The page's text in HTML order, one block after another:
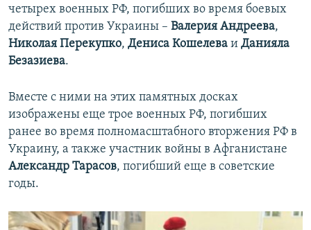
четырех военных РФ, погибших во время боевых
действий против Украины – Валерия Андреева,
Николая Перекупко, Дениса Кошелева и Данияла
Безазиева.
Вместе с ними на этих памятных досках
изображены еще трое военных РФ, погибших
ранее во время полномасштабного вторжения РФ в
Украину, а также участник войны в Афганистане
Александр Тарасов, погибший еще в советские
годы.